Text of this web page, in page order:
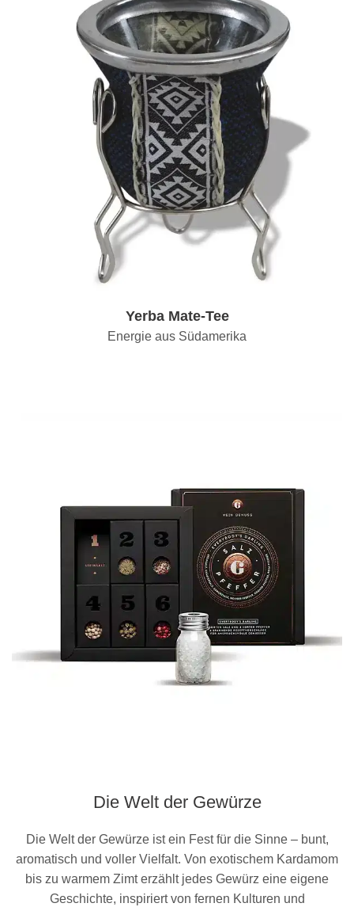
Yerba Mate-Tee
Energie aus Südamerika
Die Welt der Gewürze
Die Welt der Gewürze ist ein Fest für die Sinne – bunt,
aromatisch und voller Vielfalt. Von exotischem Kardamom
bis zu warmem Zimt erzählt jedes Gewürz eine eigene
Geschichte, inspiriert von fernen Kulturen und